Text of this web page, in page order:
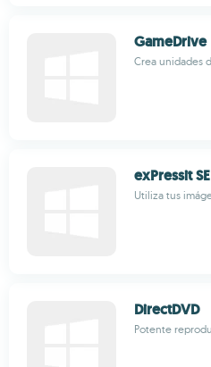
GameDrive
Crea unidades
exPressit SE
Utiliza tus
DirectDVD
Potente